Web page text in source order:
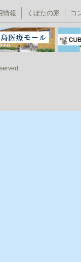
情報 くぼたの家 コ